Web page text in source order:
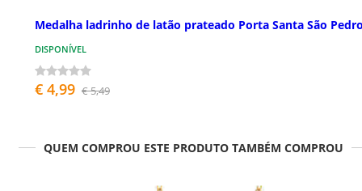
Medalha ladrinho de latão prateado Porta Santa São
DISPONÍVEL
€ 4,99 € 5,49
QUEM COMPROU ESTE PRODUTO TAMBÉM COMPROU